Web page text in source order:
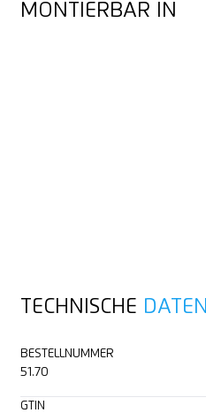
MONTIERBAR IN
TECHNISCHE DATEN
BESTELLNUMMER
51.70
GTIN